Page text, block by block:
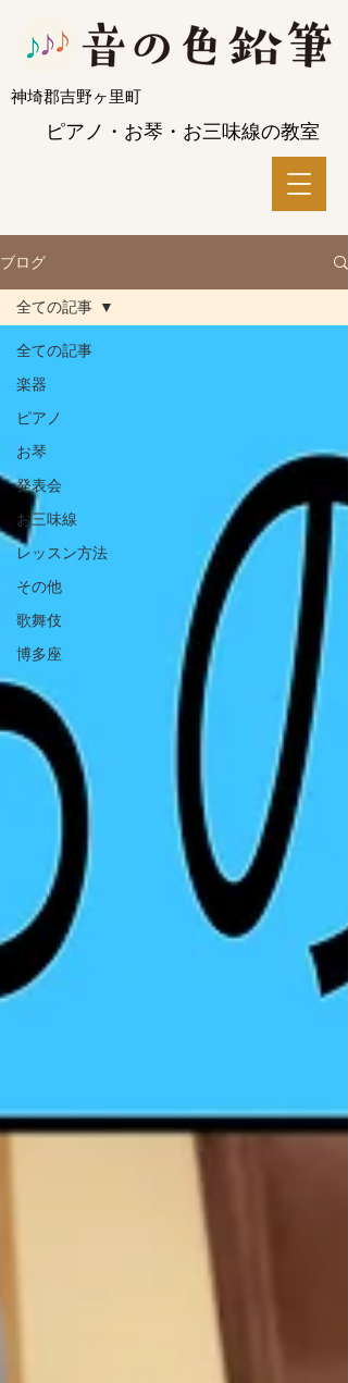
ピアノ・お琴・お三味線の教室
​神埼郡吉野ヶ里町
ブログ
全ての記事
楽器
ピアノ
お琴
発表会
お三味線
レッスン方法
その他
歌舞伎
博多座
全ての記事